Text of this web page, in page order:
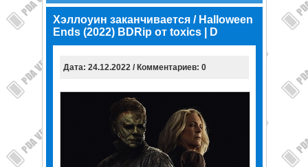
Хэллоуин заканчивается / Halloween
Ends (2022) BDRip от toxics | D
Дата: 24.12.2022 / Комментариев: 0